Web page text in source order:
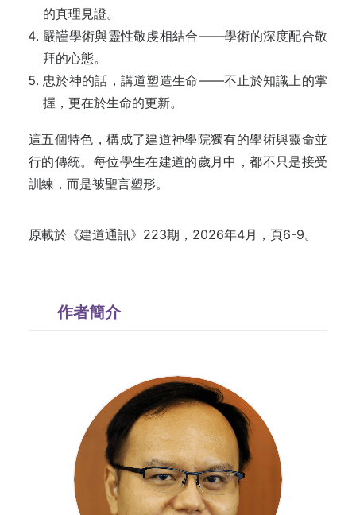
的真理見證。
嚴謹學術與靈性敬虔相結合——學術的深度配合敬
拜的心態。
忠於神的話，講道塑造生命——不止於知識上的掌
握，更在於生命的更新。
這五個特色，構成了建道神學院獨有的學術與靈命並
行的傳統。每位學生在建道的歲月中，都不只是接受
訓練，而是被聖言塑形。
原載於《建道通訊》223期，2026年4月，頁6-9。
作者簡介